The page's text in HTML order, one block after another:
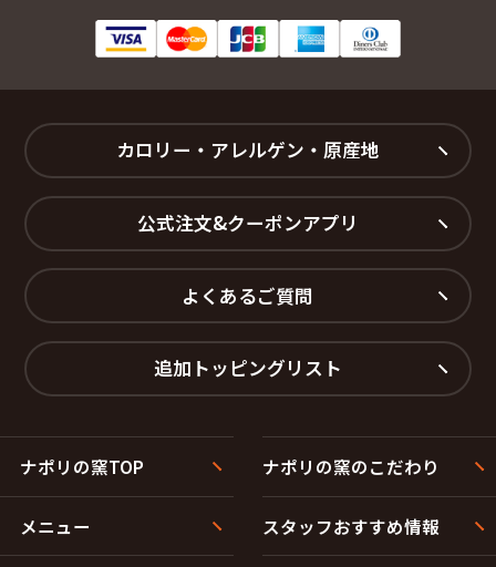
カロリー・アレルゲン・原産地
公式注文&クーポンアプリ
よくあるご質問
追加トッピングリスト
ナポリの窯TOP ナポリの窯のこだわり
メニュー スタッフおすすめ情報